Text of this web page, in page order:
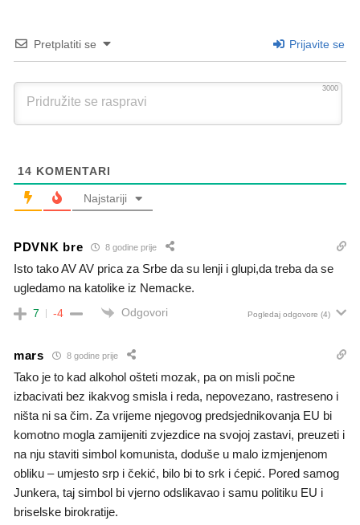
Pretplatiti se Prijavite se
3000
14 KOMENTARI
Najstariji
PDVNK bre 8 godine prije
Isto tako AV AV prica za Srbe da su lenji i glupi,da treba da se
ugledamo na katolike iz Nemacke.
7 -4 Odgovori Pogledaj odgovore (4)
mars 8 godine prije
Tako je to kad alkohol ošteti mozak, pa on misli počne
izbacivati bez ikakvog smisla i reda, nepovezano, rastreseno i
ništa ni sa čim. Za vrijeme njegovog predsjednikovanja EU bi
komotno mogla zamijeniti zvjezdice na svojoj zastavi, preuzeti i
na nju staviti simbol komunista, doduše u malo izmjenjenom
obliku – umjesto srp i čekić, bilo bi to srk i ćepić. Pored samog
Junkera, taj simbol bi vjerno odslikavao i samu politiku EU i
briselske birokratije.